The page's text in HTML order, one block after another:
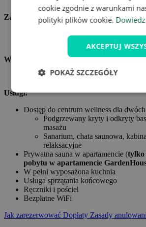
Zakwaterowanie:
Zakwaterowanie dla dwóch osób w
w Hotelu Mariandl am Meer
Wyżywienie:
Śniadanie w formie bufetu przez cały
Usługi:
Dostęp do centrum wellness dla
Podgrzewany kryty i odkryty
masażu
Sanarium, chata saunowa,
relaksacyjne
Prywatna sauna w apartamencie (tylko
pobytu w apartamencie
W pełni wyposażona kuchnia
Usługa sprzątania końcowego
Ręczniki i pościel
Bezpłatne WiFi
Jak zarezerwować Dopłaty Zasady
cookie zgodnie z warunkami
polityki plików cookie.
AKCEPTUJ
POKAŻ SZCZEGÓŁY